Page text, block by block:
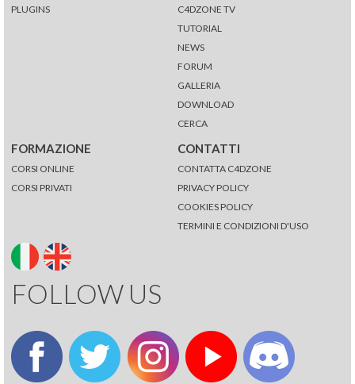
PLUGINS
C4DZONE TV
TUTORIAL
NEWS
FORUM
GALLERIA
DOWNLOAD
CERCA
FORMAZIONE
CORSI ONLINE
CORSI PRIVATI
CONTATTI
CONTATTA C4DZONE
PRIVACY POLICY
COOKIES POLICY
TERMINI E CONDIZIONI D'USO
FOLLOW US